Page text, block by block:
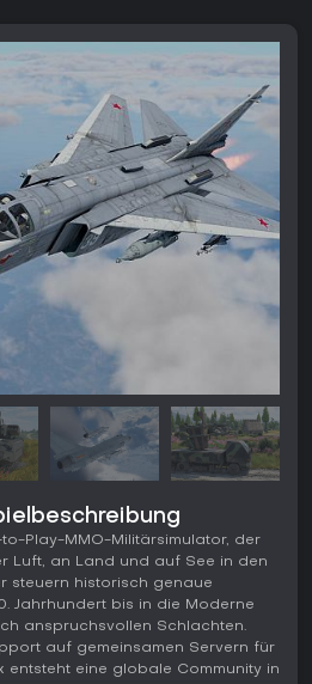
Play-MMO-Militärsimulator, der
Luft, an Land und auf See in den
steuern historisch genaue
Jahrhundert bis in die Moderne
anspruchsvollen Schlachten.
auf gemeinsamen Servern für
entsteht eine globale Community in